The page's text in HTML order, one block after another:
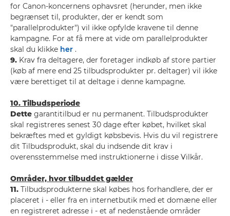
for Canon-koncernens ophavsret (herunder, men ikke
begrænset til, produkter, der er kendt som
"parallelprodukter") vil ikke opfylde kravene til denne
kampagne. For at få mere at vide om parallelprodukter
skal du klikke her .
9. Krav fra deltagere, der foretager indkøb af store partier
(køb af mere end 25 tilbudsprodukter pr. deltager) vil ikke
være berettiget til at deltage i denne kampagne.
10. Tilbudsperiode
Dette garantitilbud er nu permanent. Tilbudsprodukter
skal registreres senest 30 dage efter købet, hvilket skal
bekræftes med et gyldigt købsbevis. Hvis du vil registrere
dit Tilbudsprodukt, skal du indsende dit krav i
overensstemmelse med instruktionerne i disse Vilkår.
Områder, hvor tilbuddet gælder
11. Tilbudsprodukterne skal købes hos forhandlere, der er
placeret i - eller fra en internetbutik med et domæne eller
en registreret adresse i - et af nedenstående områder